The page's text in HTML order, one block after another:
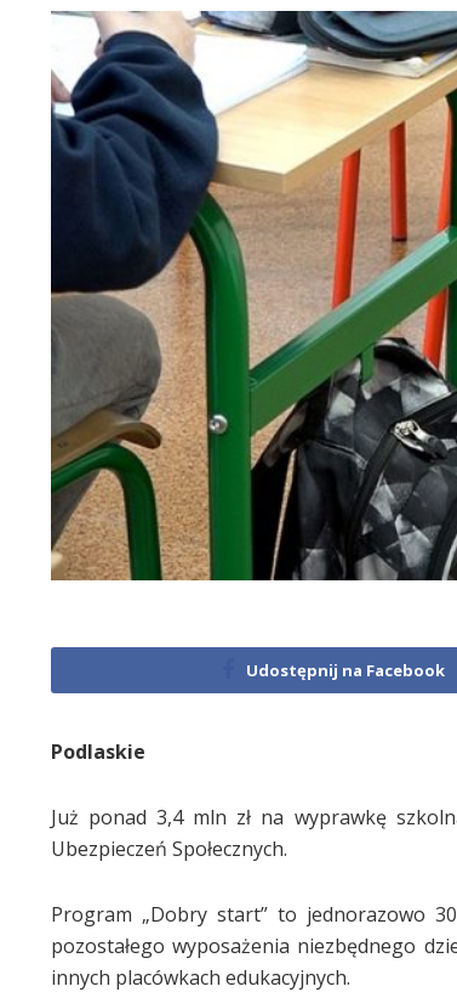
Udostępnij na Facebook
Podlaskie
Już ponad 3,4 mln zł na wyprawkę
Ubezpieczeń Społecznych.
Program „Dobry start” to jednorazowo
pozostałego wyposażenia niezbędnego
innych placówkach edukacyjnych.